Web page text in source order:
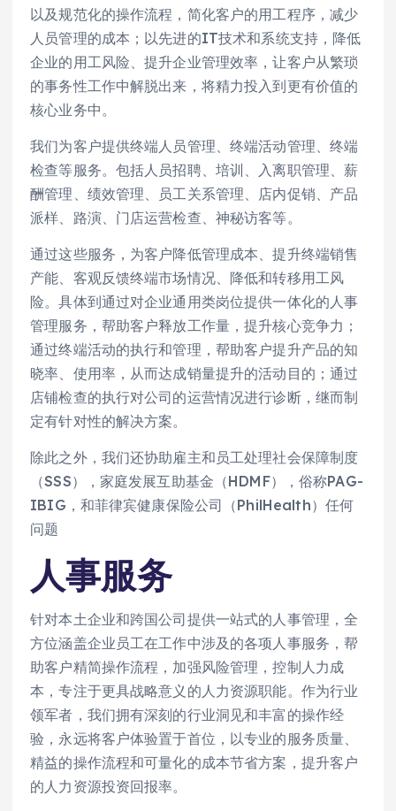
以及规范化的操作流程，简化客户的用工程序，减少
人员管理的成本；以先进的IT技术和系统支持，降低
企业的用工风险、提升企业管理效率，让客户从繁琐
的事务性工作中解脱出来，将精力投入到更有价值的
核心业务中。
我们为客户提供终端人员管理、终端活动管理、终端
检查等服务。包括人员招聘、培训、入离职管理、薪
酬管理、绩效管理、员工关系管理、店内促销、产品
派样、路演、门店运营检查、神秘访客等。
通过这些服务，为客户降低管理成本、提升终端销售
产能、客观反馈终端市场情况、降低和转移用工风
险。具体到通过对企业通用类岗位提供一体化的人事
管理服务，帮助客户释放工作量，提升核心竞争力；
通过终端活动的执行和管理，帮助客户提升产品的知
晓率、使用率，从而达成销量提升的活动目的；通过
店铺检查的执行对公司的运营情况进行诊断，继而制
定有针对性的解决方案。
除此之外，我们还协助雇主和员工处理社会保障制度
（SSS），家庭发展互助基金（HDMF），俗称PAG-
IBIG，和菲律宾健康保险公司（PhilHealth）任何
问题
人事服务
针对本土企业和跨国公司提供一站式的人事管理，全
方位涵盖企业员工在工作中涉及的各项人事服务，帮
助客户精简操作流程，加强风险管理，控制人力成
本，专注于更具战略意义的人力资源职能。作为行业
领军者，我们拥有深刻的行业洞见和丰富的操作经
验，永远将客户体验置于首位，以专业的服务质量、
精益的操作流程和可量化的成本节省方案，提升客户
的人力资源投资回报率。